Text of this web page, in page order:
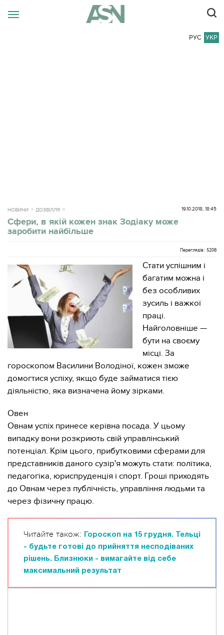
РУС УКР
НОВИНИ ДОЗВІЛЛЯ 19.10.2018, 18:45
Сфери, в якій кожен знак Зодіаку може
заробити найбільше
Переглядів: 5208
Стати успішним і
багатим можна і
без особливих
зусиль і важкої
праці.
Найголовніше —
бути на своєму
місці. За
гороскопом Василини Володіної, кожен зможе
домогтися успіху, якщо буде займатися тією
діяльністю, яка визначена йому зірками.
Овен
Овнам успіх принесе керівна посада. У цьому
випадку вони розкриють свій управлінський
потенціал. Крім цього, прибутковими сферами для
представників даного сузір'я можуть стати: політика,
педагогіка, юриспруденція і спорт. Гроші приходять
до Овнам через публічність, управління людьми та
через фізичну працю.
Читайте також:
Гороскоп на 15 грудня. Тельці
- будьте готові до прийняття несподіваних
рішень. Близнюки - вимагайте від себе
максимальний результат